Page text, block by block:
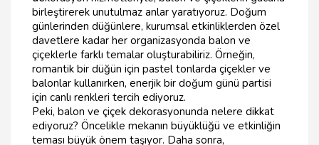
birleştirerek unutulmaz anlar yaratıyoruz. Doğum
günlerinden düğünlere, kurumsal etkinliklerden özel
davetlere kadar her organizasyonda balon ve
çiçeklerle farklı temalar oluşturabiliriz. Örneğin,
romantik bir düğün için pastel tonlarda çiçekler ve
balonlar kullanırken, enerjik bir doğum günü partisi
için canlı renkleri tercih ediyoruz.
Peki, balon ve çiçek dekorasyonunda nelere dikkat
ediyoruz? Öncelikle mekanın büyüklüğü ve etkinliğin
teması büyük önem taşıyor. Daha sonra,